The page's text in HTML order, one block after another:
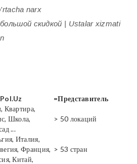
narx
скидкой | Ustalar xizmati
=Представитель
Квартира,
Школа,
...
> 50 локаций
Италия,
Франция,
Китай,
> 53 стран